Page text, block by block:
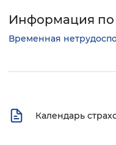
Информация по
Временная
Календарь